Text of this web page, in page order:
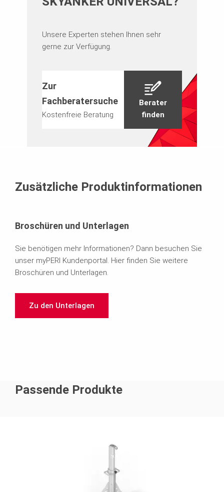
Unsere Experten stehen Ihnen sehr
gerne zur Verfügung.
Zur
Fachberatersuche
Kostenfreie Beratung
Berater
finden
Zusätzliche Produktinformationen
Broschüren und Unterlagen
Sie benötigen mehr Informationen? Dann besuchen Sie
unser myPERI Kundenportal. Hier finden Sie weitere
Broschüren und Unterlagen.
Zu den Unterlagen
Passende Produkte